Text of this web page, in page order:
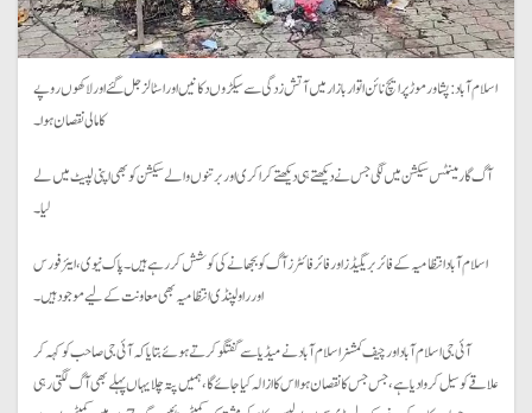
اسلام آباد: پشاور موڑ پر ایچ نائن اتوار بازار میں آتش زدگی سے سیکڑوں دکانیں اور اسٹالز جل گئے اور لاکھوں روپے
کا مالی نقصان ہوا۔
آگ گارمینٹس سیکشن میں لگی جس نے دیکھتے ہی دیکھتے کراکری اور برتنوں والے سیکشن کو بھی اپنی لپیٹ میں لے
لیا۔
اسلام آباد انتظامیہ کے فائر بریگیڈز اور فائر فائٹرز آگ کو بجھانے کی کوشش کررہے ہیں۔ پاک نیوی، ایئر فورس
اور راولپنڈی انتظامیہ بھی معاونت کے لیے موجود ہیں۔
آئی جی اسلام آباد اور چیف کمشنر اسلام آباد نے میڈیا سے گفتگو کرتے ہوئے بتایا کہ آئی جی صاحب کو کہہ کر
علاقے کو سیل کروا دیا ہے، جس جس کا نقصان ہوا اس کا ازالہ کیا جائے گا، ہمیں پتہ چلا یہاں پہلے بھی آگ لگتی رہی